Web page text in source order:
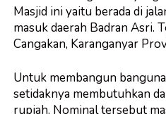
Masjid ini yaitu berada di
masuk daerah Badran Asri.
Cangakan, Karanganyar
Untuk membangun
setidaknya membutuhkan
rupiah. Nominal tersebut